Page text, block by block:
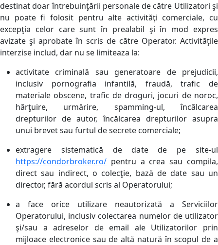
destinat doar întrebuinţării personale de către Utilizatori şi
nu poate fi folosit pentru alte activităţi comerciale, cu
excepţia celor care sunt în prealabil şi în mod expres
avizate şi aprobate în scris de către Operator. Activităţile
interzise includ, dar nu se limiteaza la:
activitate criminală sau generatoare de prejudicii,
inclusiv pornografia infantilă, fraudă, trafic de
materiale obscene, trafic de droguri, jocuri de noroc,
hărţuire, urmărire, spamming-ul, încălcarea
drepturilor de autor, încălcarea drepturilor asupra
unui brevet sau furtul de secrete comerciale;
extragere sistematică de date de pe site-ul
https://condorbroker.ro/ pentru a crea sau compila,
direct sau indirect, o colecţie, bază de date sau un
director, fără acordul scris al Operatorului;
a face orice utilizare neautorizată a Serviciilor
Operatorului, inclusiv colectarea numelor de utilizator
şi/sau a adreselor de email ale Utilizatorilor prin
mijloace electronice sau de altă natură în scopul de a